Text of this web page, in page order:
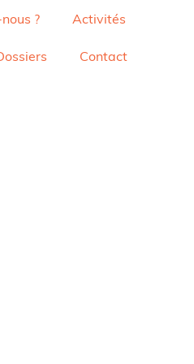
? Activités
Contact